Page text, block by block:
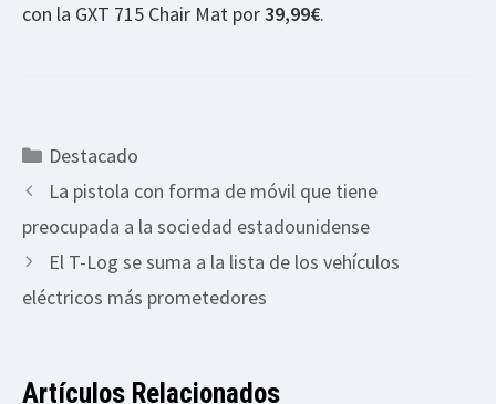
con la GXT 715 Chair Mat por39,99€.
Categorías
Destacado
La pistola con forma de móvil que tiene
preocupada a la sociedad estadounidense
El T-Log se suma a la lista de los vehículos
eléctricos más prometedores
Artículos Relacionados